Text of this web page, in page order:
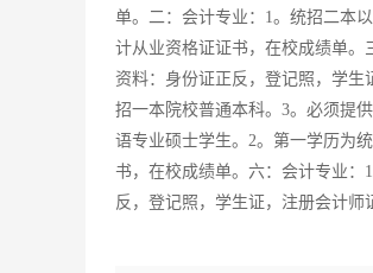
单。二：会计专业：1。统招二本
计从业资格证证书，在校成绩单。
资料：身份证正反，登记照，学生
招一本院校普通本科。3。必须提
语专业硕士学生。2。第一学历为
书，在校成绩单。六：会计专业：
反，登记照，学生证，注册会计师